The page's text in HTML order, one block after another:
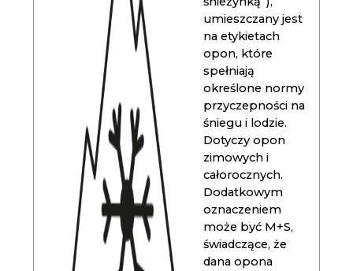
umieszczany jest
na etykietach
opon, które
spełniają
określone normy
przyczepności na
śniegu i lodzie.
Dotyczy opon
zimowych i
całorocznych.
Dodatkowym
oznaczeniem
może być M+S,
świadczące, że
dana opona